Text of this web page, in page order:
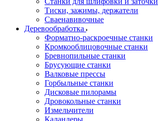
Тиски, зажимы, держатели
Cваенавивочные
Деревообработка
Форматно-раскроечные станки
Кромкооблицовочные станки
Бревнопильные станки
Брусующие станки
Валковые прессы
Горбыльные станки
Дисковые пилорамы
Дровокольные станки
Измельчители
Каландеры